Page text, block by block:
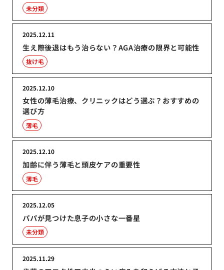
未分類
生え際後退はもう治らない？AGA治療の限界と可能性
2025.12.11
抜け毛
女性の薄毛治療、クリニックはどう選ぶ？おすすめの
選び方
2025.12.10
薄毛
加齢に伴う薄毛と頭皮ケアの重要性
2025.12.10
薄毛
パパが見つけた息子の小さな一番星
2025.12.05
未分類
2025.11.29